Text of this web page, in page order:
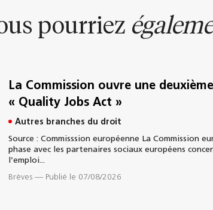
pourriez
La Commission ouvre une
« Quality Jobs Act »
Autres branches du droit
Source : Commisssion européenne La Commission
phase avec les partenaires sociaux européens
l’emploi...
Brèves — Publié le 07/08/2026